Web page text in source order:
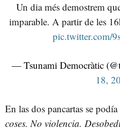
Un dia més demostrem
imparable. A partir de les
pic.twitter.com/
— Tsunami Democràtic
18,
En las dos pancartas se
coses. No violencia.